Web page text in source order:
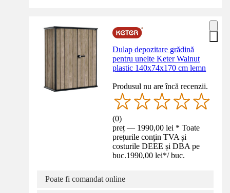
Dulap depozitare grădină
pentru unelte Keter Walnut
plastic 140x74x170 cm lemn
Produsul nu are încă recenzii.
(0)
preț — 1990,00 lei * Toate
prețurile conțin TVA și
costurile DEEE și DBA pe
buc.1990,00 lei*/ buc.
Poate fi comandat online